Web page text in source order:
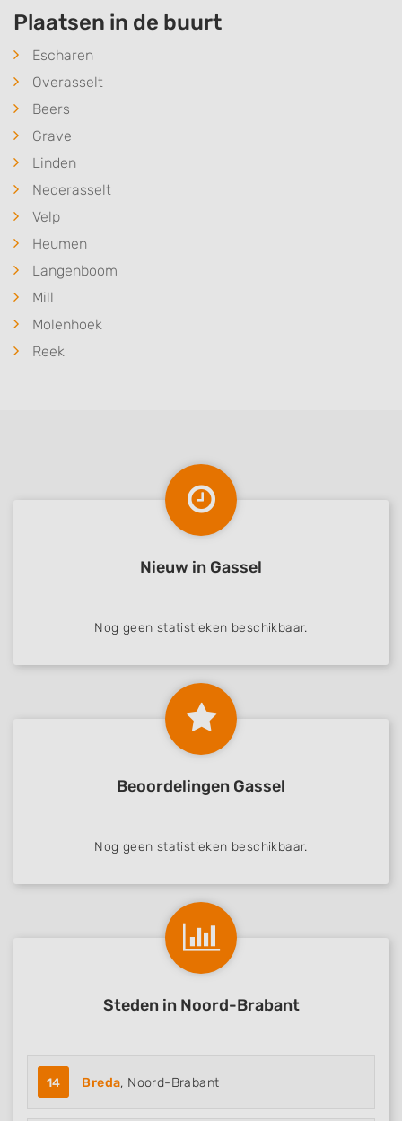
Plaatsen in de buurt
Escharen
Overasselt
Beers
Grave
Linden
Nederasselt
Velp
Heumen
Langenboom
Mill
Molenhoek
Reek
Nieuw in Gassel
Nog geen statistieken beschikbaar.
Beoordelingen Gassel
Nog geen statistieken beschikbaar.
Steden in Noord-Brabant
14 Breda, Noord-Brabant